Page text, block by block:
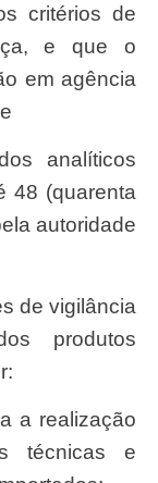
critérios de
e que o
em agência
48 (quarenta
autoridade
produtos
técnicas e